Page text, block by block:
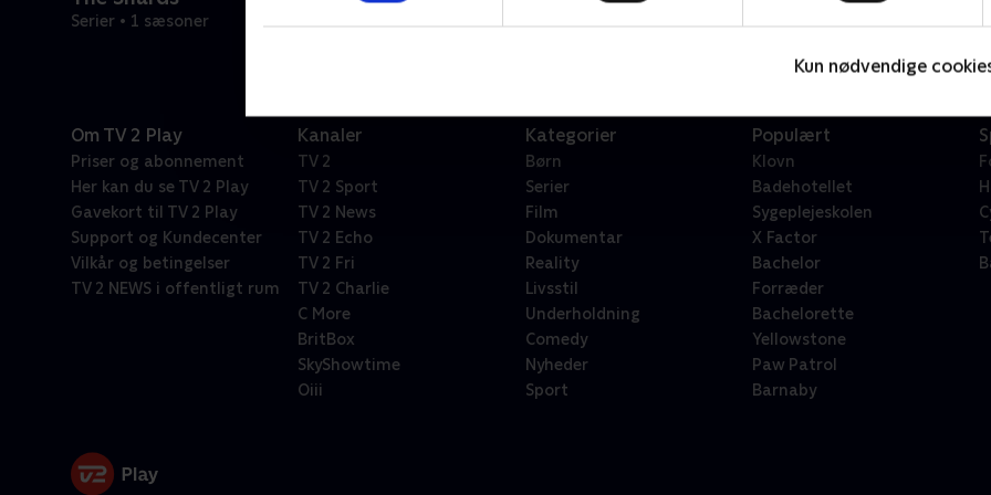
Kun nødvendige
Serier • 1 sæsoner
Om TV 2 Play
Priser og abonnement
Her kan du se TV 2 Play
Gavekort til TV 2 Play
Support og Kundecenter
Vilkår og betingelser
TV 2 NEWS i offentligt rum
Kanaler
TV 2
TV 2 Sport
TV 2 News
TV 2 Echo
TV 2 Fri
TV 2 Charlie
C More
BritBox
SkyShowtime
Oiii
Kategorier
Børn
Serier
Film
Dokumentar
Reality
Livsstil
Underholdning
Comedy
Nyheder
Sport
Populært
Klovn
Badehotellet
Sygeplejeskolen
X Factor
Bachelor
Forræder
Bachelorette
Yellowstone
Paw Patrol
Barnaby